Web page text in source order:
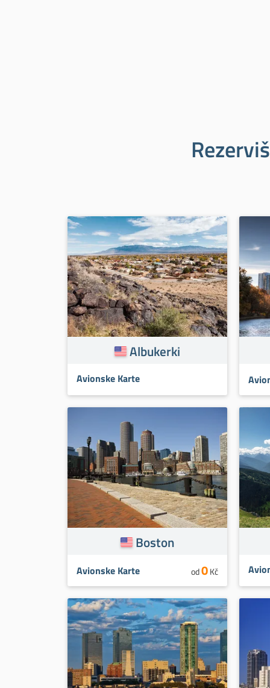
Albukerki
Avionske Karte
Boston
Avionske Karte od0Kč